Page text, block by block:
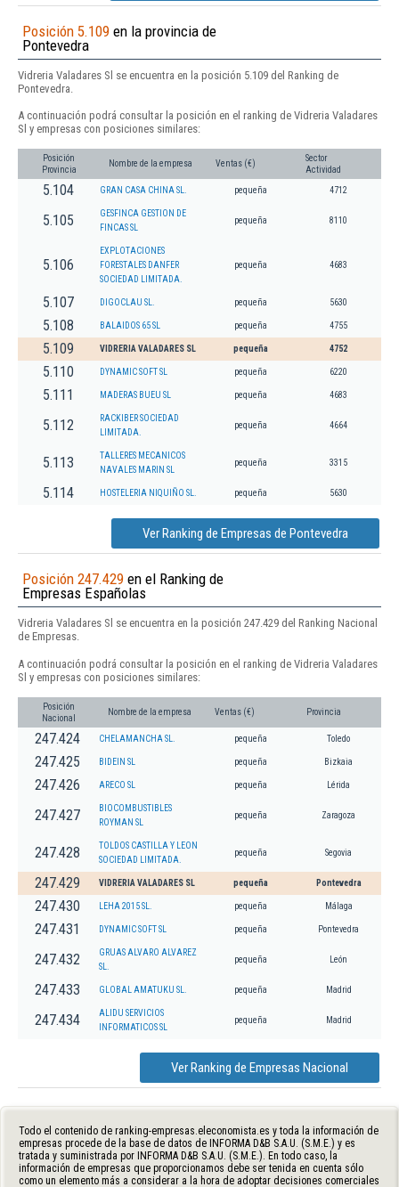
Posición 5.109 en la provincia de
Pontevedra
Vidreria Valadares Sl se encuentra en la posición 5.109 del Ranking de
Pontevedra.
A continuación podrá consultar la posición en el ranking de Vidreria Valadares
Sl y empresas con posiciones similares:
Posición
Provincia
Nombre de la empresa Ventas (€)
Sector
Actividad
5.104 GRAN CASA CHINA SL. pequeña 4712
5.105
GESFINCA GESTION DE
FINCAS SL
pequeña 8110
5.106
EXPLOTACIONES
FORESTALES DANFER
SOCIEDAD LIMITADA.
pequeña 4683
5.107 DIGOCLAU SL. pequeña 5630
5.108 BALAIDOS 65 SL pequeña 4755
5.109 VIDRERIA VALADARES SL pequeña 4752
5.110 DYNAMIC SOFT SL pequeña 6220
5.111 MADERAS BUEU SL pequeña 4683
5.112
RACKIBER SOCIEDAD
LIMITADA.
pequeña 4664
5.113
TALLERES MECANICOS
NAVALES MARIN SL
pequeña 3315
5.114 HOSTELERIA NIQUIÑO SL. pequeña 5630
Ver Ranking de Empresas de Pontevedra
Posición 247.429 en el Ranking de
Empresas Españolas
Vidreria Valadares Sl se encuentra en la posición 247.429 del Ranking Nacional
de Empresas.
A continuación podrá consultar la posición en el ranking de Vidreria Valadares
Sl y empresas con posiciones similares:
Posición
Nacional
Nombre de la empresa Ventas (€) Provincia
247.424 CHELAMANCHA SL. pequeña Toledo
247.425 BIDEIN SL pequeña Bizkaia
247.426 ARECO SL pequeña Lérida
247.427
BIOCOMBUSTIBLES
ROYMAN SL
pequeña Zaragoza
247.428
TOLDOS CASTILLA Y LEON
SOCIEDAD LIMITADA.
pequeña Segovia
247.429 VIDRERIA VALADARES SL pequeña Pontevedra
247.430 LEHA 2015 SL. pequeña Málaga
247.431 DYNAMIC SOFT SL pequeña Pontevedra
247.432
GRUAS ALVARO ALVAREZ
SL.
pequeña León
247.433 GLOBAL AMATUKU SL. pequeña Madrid
247.434
ALIDU SERVICIOS
INFORMATICOS SL
pequeña Madrid
Ver Ranking de Empresas Nacional
Todo el contenido de ranking-empresas.eleconomista.es y toda la información de
empresas procede de la base de datos de INFORMA D&B S.A.U. (S.M.E.) y es
tratada y suministrada por INFORMA D&B S.A.U. (S.M.E.). En todo caso, la
información de empresas que proporcionamos debe ser tenida en cuenta sólo
como un elemento más a considerar a la hora de adoptar decisiones comerciales